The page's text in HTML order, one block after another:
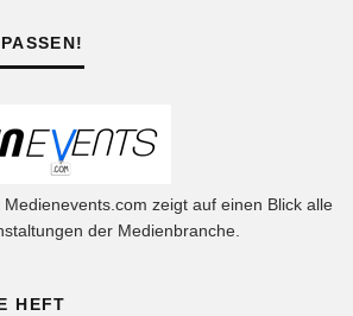
zeigt auf einen Blick alle
der Medienbranche.
HEFT